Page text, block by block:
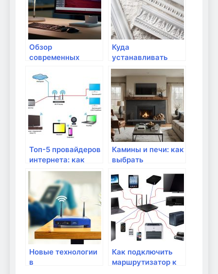
Обзор
современных
с поддержкой IoT
Куда
устанавливать
маршрутизатор
для лучшего Wi-Fi
сигнала?
Топ-5 провайдеров
интернета: как
выбрать лучшего
Камины и печи: как
выбрать
вариант для
вашего дома
Новые технологии
в
Как подключить
маршрутизатор к